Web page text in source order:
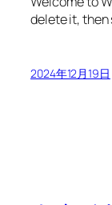
delete it,
2024年12月19日